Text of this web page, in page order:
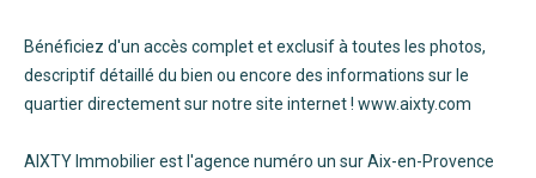
Bénéficiez d'un accès complet et exclusif à toutes les photos,
descriptif détaillé du bien ou encore des informations sur le
quartier directement sur notre site internet ! www.aixty.com
AIXTY Immobilier est l'agence numéro un sur Aix-en-Provence